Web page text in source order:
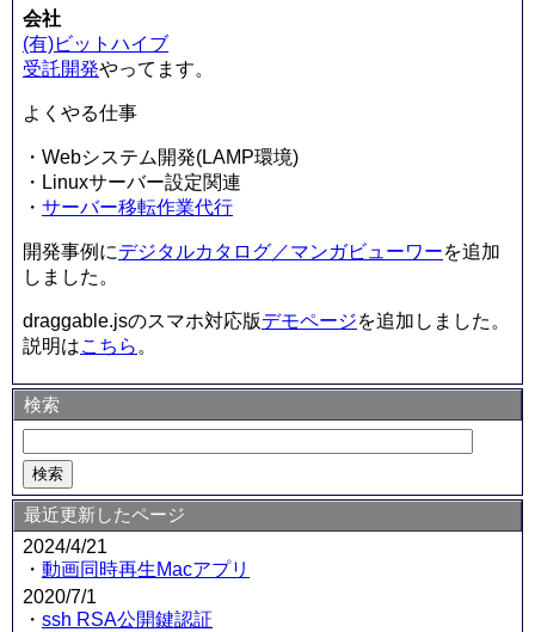
会社
(有)ビットハイブ
受託開発やってます。
よくやる仕事
・Webシステム開発(LAMP環境)
・Linuxサーバー設定関連
・ サーバー移転作業代行
開発事例にデジタルカタログ／マンガビューワーを追加
しました。
draggable.jsのスマホ対応版デモページを追加しました。
説明はこちら 。
検索
最近更新したページ
2024/4/21
・ 動画同時再生Macアプリ
2020/7/1
・ ssh RSA公開鍵認証